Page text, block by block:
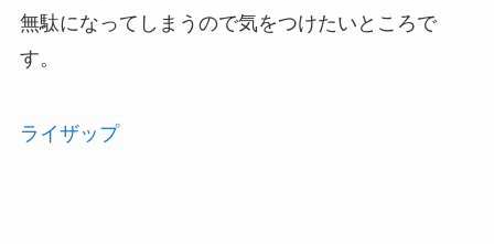
無駄になってしまうので気をつけたいところで
す。
ライザップ